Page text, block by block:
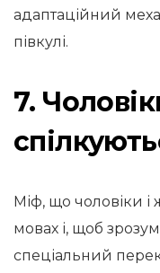
адаптаційний
півкулі.
7.
Міф, що чоловіки і
мовах і, щоб
спеціальний